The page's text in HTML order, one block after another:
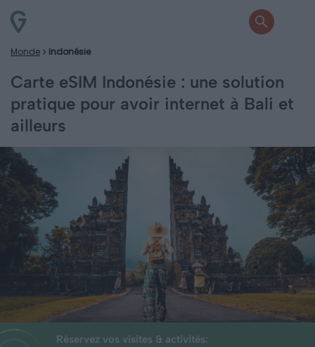
Monde Indonésie
Carte eSIM Indonésie : une solution
pratique pour avoir internet à Bali et
ailleurs
Réservez vos visites & activités: